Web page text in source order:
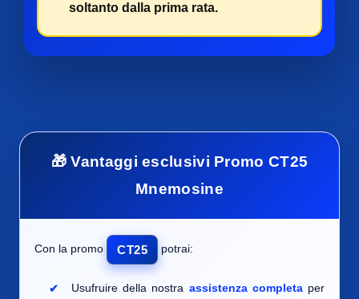
soltanto dalla prima rata.
🎁 Vantaggi esclusivi Promo CT25
Mnemosine
Con la promo CT25 potrai:
Usufruire della nostra assistenza completaper